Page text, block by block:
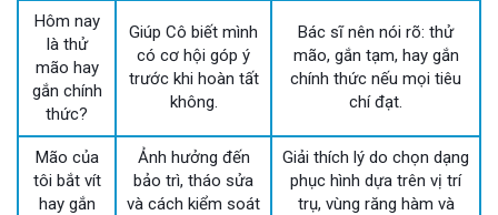
Hôm nay
là thử
mão hay
gắn chính
thức?
Giúp Cô biết mình
có cơ hội góp ý
trước khi hoàn tất
không.
Bác sĩ nên nói rõ: thử
mão, gắn tạm, hay gắn
chính thức nếu mọi tiêu
chí đạt.
Mão của
tôi bắt vít
hay gắn
Ảnh hưởng đến
bảo trì, tháo sửa
và cách kiểm soát
Giải thích lý do chọn dạng
phục hình dựa trên vị trí
trụ, vùng răng hàm và